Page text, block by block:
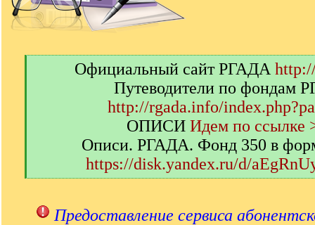
Официальный сайт РГАДА
Путеводители по фондам
http://rgada.info/
ОПИСИ Идем по ссылке
Описи. РГАДА. Фонд 350 в
https://disk.yandex.ru/d/
[
Предоставление сервиса